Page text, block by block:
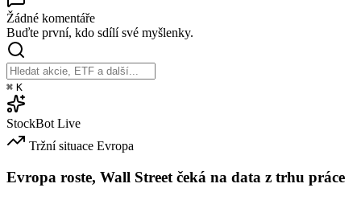
Žádné komentáře
Buďte první, kdo sdílí své myšlenky.
⌘ K
StockBot Live
Tržní situace Evropa
Evropa roste, Wall Street čeká na data z trhu práce